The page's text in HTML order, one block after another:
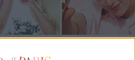
FRAGRANCES